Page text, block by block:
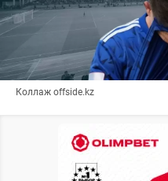
Коллаж offside.kz